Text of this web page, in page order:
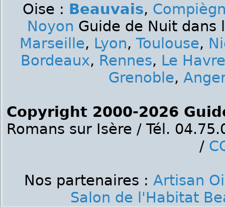
Oise : Beauvais,
Noyon Guide de Nuit dans
Marseille, Lyon, Toulouse,
Bordeaux, Rennes, Le Havre
Grenoble,
Copyright 2000-2026
Romans sur Isère / Tél.
/
Nos partenaires : Artisan
Salon de l'Habitat